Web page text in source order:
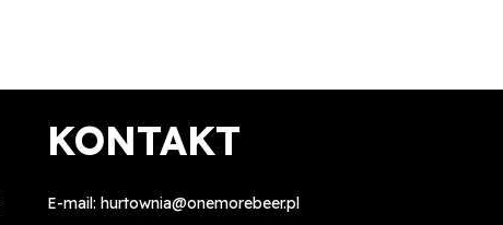
KONTAKT
E-mail:hurtownia@onemorebeer.pl